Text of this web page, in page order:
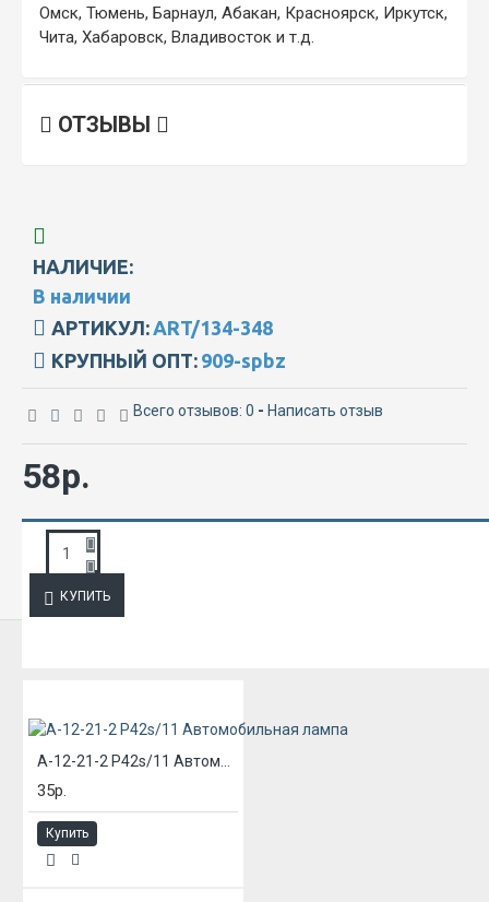
Омск, Тюмень, Барнаул, Абакан, Красноярск, Иркутск,
Чита, Хабаровск, Владивосток и т.д.
ОТЗЫВЫ
НАЛИЧИЕ:
В наличии
АРТИКУЛ: ART/134-348
КРУПНЫЙ ОПТ: 909-spbz
Всего отзывов: 0 - Написать отзыв
58р.
КУПИТЬ
35р.
Купить